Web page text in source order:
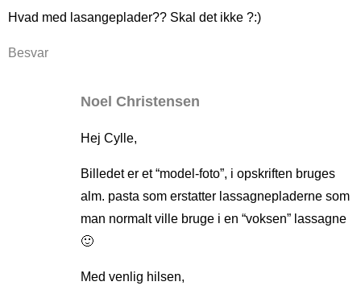
Hvad med lasangeplader?? Skal det ikke ?:)
Besvar
Noel Christensen
Hej Cylle,
Billedet er et “model-foto”, i opskriften bruges
alm. pasta som erstatter lassagnepladerne som
man normalt ville bruge i en “voksen” lassagne
🙂
Med venlig hilsen,